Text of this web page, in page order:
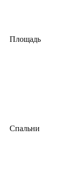
Площадь
Спальни